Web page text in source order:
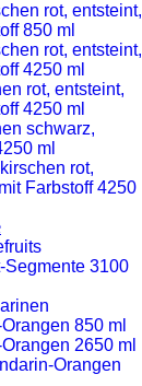
rot, entsteint,
850 ml
rot, entsteint,
4250 ml
rot, entsteint,
4250 ml
schwarz,
ml
rot,
Farbstoff 4250
Segmente 3100
850 ml
2650 ml
Orangen